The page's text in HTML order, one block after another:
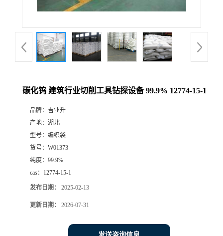
碳化钨 建筑行业切削工具钻探设备 99.9% 12774-15-1
品牌： 吉业升
产地： 湖北
型号： 编织袋
货号： W01373
纯度： 99.9%
cas： 12774-15-1
发布日期： 2025-02-13
更新日期： 2026-07-31